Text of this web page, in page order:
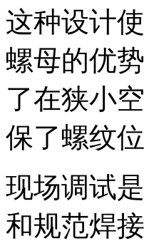
这种设计
螺母的优
了在狭小
保了螺纹
现场调试
和规范焊